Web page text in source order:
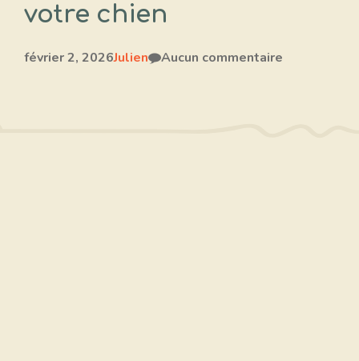
votre chien
février 2, 2026Julien Aucun commentaire